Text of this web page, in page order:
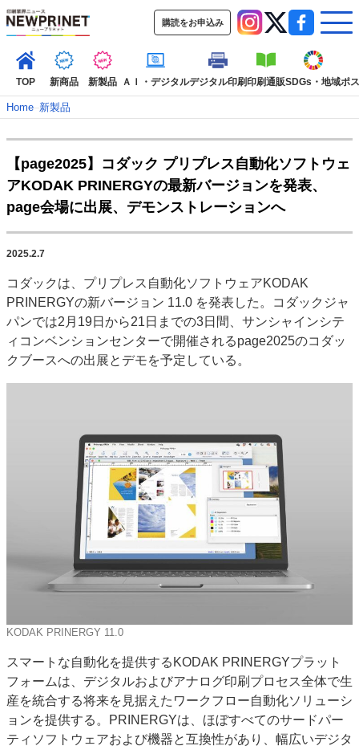
購読をお申込み
TOP 新商品 新製品 ＡＩ・デジタルデジタル印刷印刷通販SDGs・地域ポ
特集記事
動画コンテンツ
インタビュー
コレクション
新商品
ポストプレス
市場・統計
人事・移転・異動・訃報
特集記事カテゴリー一覧
2022 見える化・MIS特集
JFPI印刷用語集 印刷機材年鑑
購読・購入申し込み
サイトポリシー
お問い合わせ
Home–新製品
【page2025】コダック プリプレス自動化ソフトウェ
アKODAK PRINERGYの最新バージョンを発表、
page会場に出展、デモンストレーションへ
2025.2.7
コダックは、プリプレス自動化ソフトウェアKODAK
PRINERGYの新バージョン 11.0 を発表した。コダックジャ
パンでは2月19日から21日までの3日間、サンシャインシテ
ィコンベンションセンターで開催されるpage2025のコダッ
クブースへの出展とデモを予定している。
KODAK PRINERGY 11.0
スマートな自動化を提供するKODAK PRINERGYプラット
フォームは、デジタルおよびアナログ印刷プロセス全体で生
産を統合する将来を見据えたワークフロー自動化ソリューシ
ョンを提供する。PRINERGYは、ほぼすべてのサードパー
ティソフトウェアおよび機器と互換性があり、幅広いデジタ